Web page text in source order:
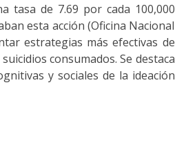
tasa de 7.69 por cada 100,000
esta acción (Oficina Nacional
estrategias más efectivas de
consumados. Se destaca
y sociales de la ideación